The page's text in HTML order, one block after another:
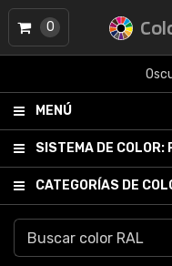
MENÚ
SISTEMA DE COLOR:
CATEGORÍAS DE
0